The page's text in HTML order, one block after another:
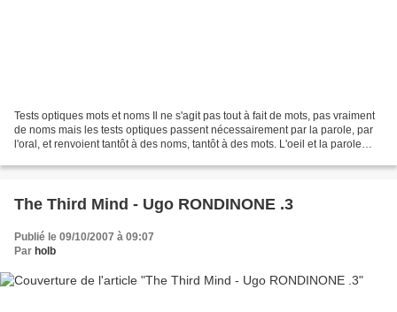
Tests optiques mots et noms Il ne s'agit pas tout à fait de mots, pas vraiment
de noms mais les tests optiques passent nécessairement par la parole, par
l'oral, et renvoient tantôt à des noms, tantôt à des mots. L'oeil et la parole
The Third Mind - Ugo RONDINONE .3
Publié le 09/10/2007 à 09:07
Par holb